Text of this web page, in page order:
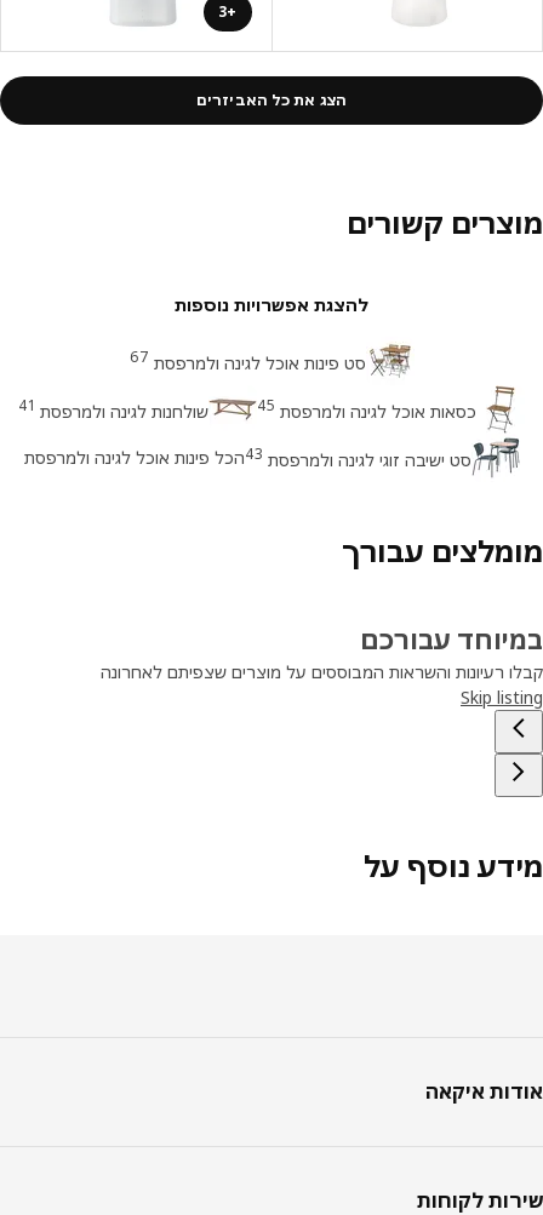
+3
הצג את כל האביזרים
קשורים
להצגת אפשרויות נוספות
סט פינות אוכל לגינה ולמרפסת 67
כסאות אוכל לגינה ולמרפסת 45 שולחנות לגינה ולמרפסת 41
סט ישיבה זוגי לגינה ולמרפסת 43הכל פינות אוכל לגינה ולמרפסת
עבורך
עבורכם
רעיונות והשראות המבוססים על מוצרים שצפיתם לאחרונה
Skip
נוסף על
איקאה
לקוחות